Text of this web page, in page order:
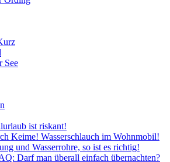
See
ist riskant!
Keime! Wasserschlauch im Wohnmobil!
und Wasserrohre, so ist es richtig!
Darf man überall einfach übernachten?